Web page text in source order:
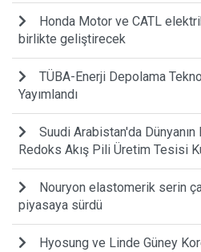
Honda Motor ve CATL
birlikte geliştirecek
TÜBA-Enerji Depolama
Yayımlandı
Suudi Arabistan'da Dünyanın
Redoks Akış Pili Üretim Tesisi
Nouryon elastomerik serin
piyasaya sürdü
Hyosung ve Linde Güney